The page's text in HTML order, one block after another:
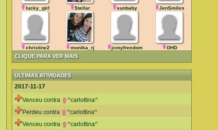
CLIQUE PARA VER MAIS
lucky_girl Stellar sunbaby JenSmiles
christine2 monika_rj jcmyfreedom DHD
ULTIMAS ATIVIDADES
2017-11-17
Venceu contra
^carlottina^
Perdeu contra
^carlottina^
Venceu contra
^carlottina^